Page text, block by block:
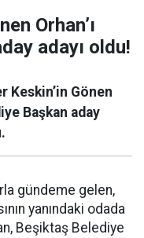
Orhan’ı
adayı oldu!
Keskin’in Gönen
Başkan aday
gündeme gelen,
yanındaki odada
Beşiktaş Belediye